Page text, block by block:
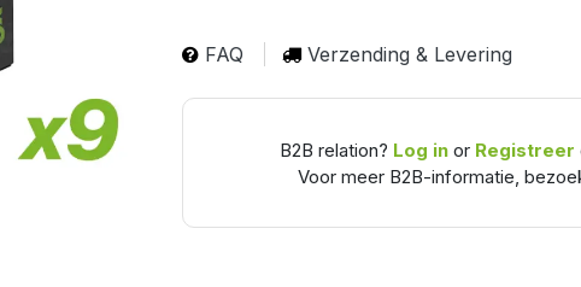
FAQ Verzending & Levering
B2B relation? Log inor Registreer
Voor meer B2B-informatie,